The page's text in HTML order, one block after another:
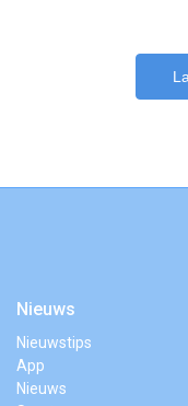
Nieuws
Nieuwstips
App
Nieuws